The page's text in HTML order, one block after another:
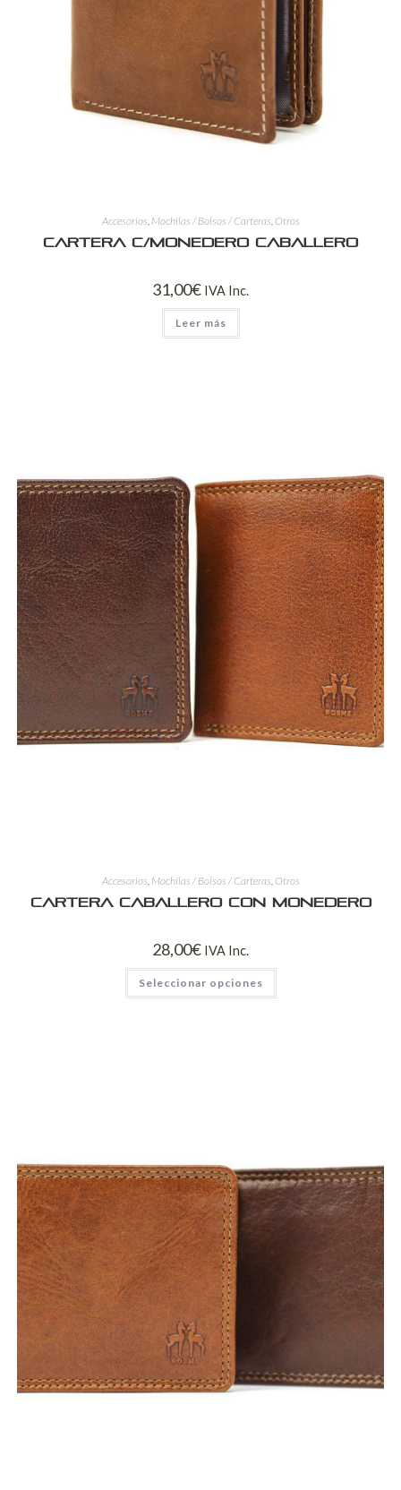
Accesorios Mochilas / Bolsos / Carteras Otros
Cartera c/Monedero Caballero
31,00€ IVA Inc.
Leer más
Accesorios, Mochilas / Bolsos / Carteras, Otros
Cartera Caballero con Monedero
28,00€ IVA Inc.
Seleccionar opciones